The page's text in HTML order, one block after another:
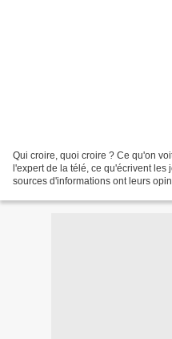
Qui croire, quoi croire ? Ce qu'on
l'expert de la télé, ce qu'écrivent les
sources d'informations ont leurs